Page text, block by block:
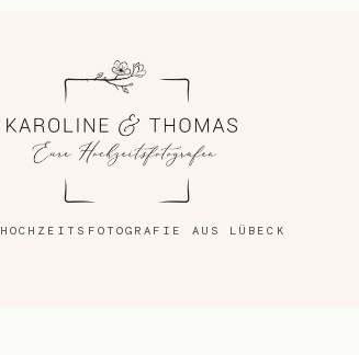
HOCHZEITSFOTOGRAFIE AUS LÜBECK
Blog
Impressum